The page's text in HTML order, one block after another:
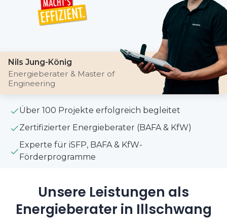
Nils Jung-König
Energieberater & Master of
Engineering
Über 100 Projekte erfolgreich begleitet
Zertifizierter Energieberater (BAFA & KfW)
Experte für iSFP, BAFA & KfW-
Förderprogramme
Unsere Leistungen als
Energieberater in Illschwang